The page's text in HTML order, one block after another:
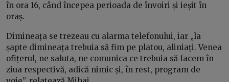
în ora 16, când începea perioada de învoiri și ieșit în
oraș.
Dimineața se trezeau cu alarma telefonului, iar „la
șapte dimineața trebuia să fim pe platou, aliniați. Venea
ofițerul, ne saluta, ne comunica ce trebuia să facem în
ziua respectivă, adică nimic și, în rest, program de